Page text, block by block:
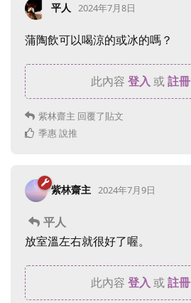
平人 2024年7月8日
蒲陶飲可以喝涼的或冰的嗎？
此內容 登入 或註冊
紫林齋主 回覆了貼文
季惠 說推
紫林齋主 2024年7月9日
平人
放室溫左右就很好了喔。
此內容 登入 或註冊